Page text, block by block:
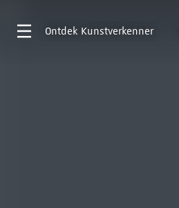
Ontdek Kunstverkenner